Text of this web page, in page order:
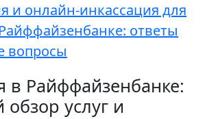
и онлайн-инкассация для
ответы
вопросы
в Райффайзенбанке:
услуг и